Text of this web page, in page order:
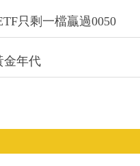
只剩一檔贏過0050
金年代